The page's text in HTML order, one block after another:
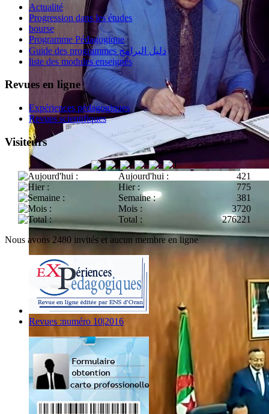
Actualité
Progression dans les études
bourse
Programme Pédagogique
Guide des programmes دليل البرامج
liste des modules enseignés
Revues en ligne
Expériences pédagogiques
Revues scientifiques
Visiteurs
Aujourd'hui :
421
Hier :
775
Semaine :
381
Mois :
3720
Total :
276221
Nous avons 2480 invités et aucun membre en ligne
Revues :numéro 10|2016